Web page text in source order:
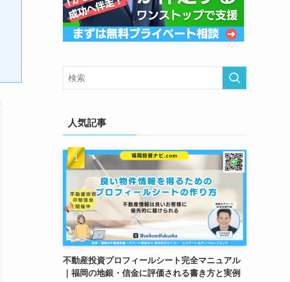
人気記事
不動産投資プロフィールシート完全マニュアル
｜福岡の地銀・信金に評価される書き方と実例